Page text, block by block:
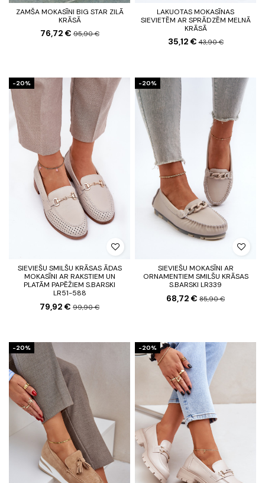
ZAMŠA MOKASĪNI BIG STAR ZILĀ
KRĀSĀ
76,72 €95,90 €
LAKUOTAS MOKASĪNAS
SIEVIETĒM AR SPRĀDZĒM MELNĀ
KRĀSĀ
35,12 €43,90 €
-20%
SIEVIEŠU SMILŠU KRĀSAS ĀDAS
MOKASĪNI AR RAKSTIEM UN
PLATĀM PAPĒŽIEM S.BARSKI
LR51-588
79,92 € 99,90 €
-20%
SIEVIEŠU MOKASĪNI AR
ORNAMENTIEM SMILŠU KRĀSAS
S.BARSKI LR339
68,72 € 85,90 €
-20% -20%